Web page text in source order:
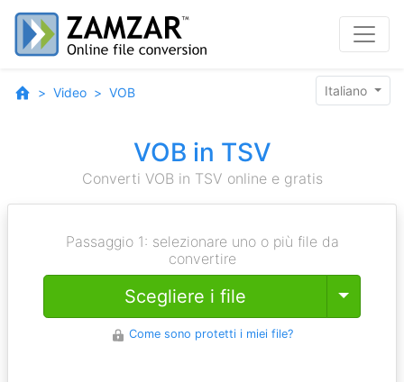
Video VOB Italiano
VOB in TSV
Converti VOB in TSV online e gratis
Passaggio 1: selezionare uno o più file da
convertire
Scegliere i file Toggle
Come sono protetti i miei file?